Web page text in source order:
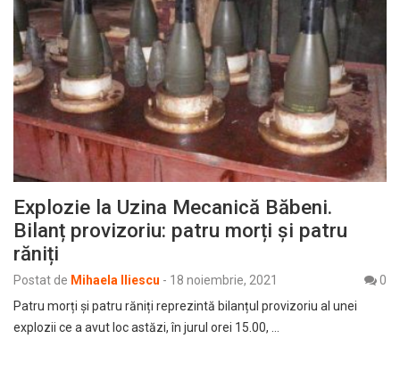
Explozie la Uzina Mecanică Băbeni.
Bilanț provizoriu: patru morți și patru
răniți
Postat de Mihaela Iliescu - 18 noiembrie, 2021
0
Patru morți și patru răniți reprezintă bilanțul provizoriu al unei
explozii ce a avut loc astăzi, în jurul orei 15.00, …